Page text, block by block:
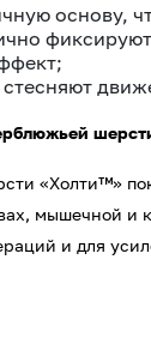
основу,
«Холти™»
мышечной и
и для